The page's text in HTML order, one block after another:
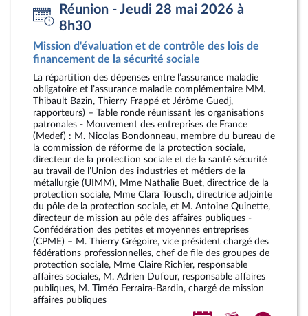
Réunion - Jeudi 28 mai 2026 à
8h30
Mission d'évaluation et de contrôle des lois de
financement de la sécurité sociale
La répartition des dépenses entre l’assurance maladie
obligatoire et l’assurance maladie complémentaire MM.
Thibault Bazin, Thierry Frappé et Jérôme Guedj,
rapporteurs) – Table ronde réunissant les organisations
patronales - Mouvement des entreprises de France
(Medef) : M. Nicolas Bondonneau, membre du bureau de
la commission de réforme de la protection sociale,
directeur de la protection sociale et de la santé sécurité
au travail de l’Union des industries et métiers de la
métallurgie (UIMM), Mme Nathalie Buet, directrice de la
protection sociale, Mme Clara Tousch, directrice adjointe
du pôle de la protection sociale, et M. Antoine Quinette,
directeur de mission au pôle des affaires publiques -
Confédération des petites et moyennes entreprises
(CPME) – M. Thierry Grégoire, vice président chargé des
fédérations professionnelles, chef de file des groupes de
protection sociale, Mme Claire Richier, responsable
affaires sociales, M. Adrien Dufour, responsable affaires
publiques, M. Timéo Ferraira-Bardin, chargé de mission
affaires publiques